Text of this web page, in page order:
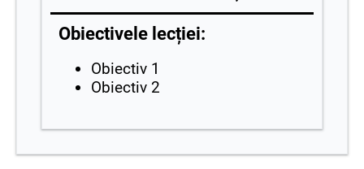
Obiectivele lecției:
Obiectiv 1
Obiectiv 2